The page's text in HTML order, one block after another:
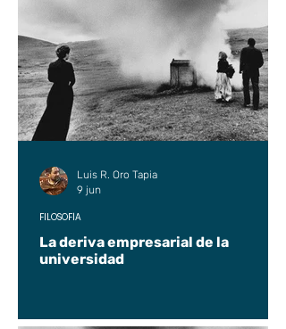
La deriva empresarial de la
universidad
FILOSOFÍA
Luis R. Oro Tapia
9 jun